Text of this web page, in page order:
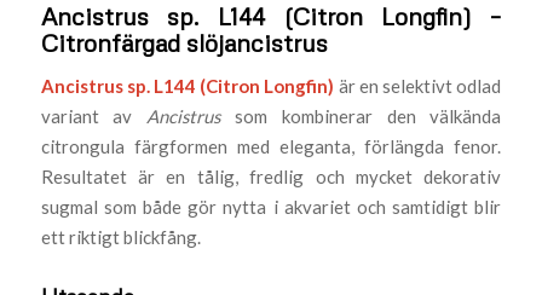
Ancistrus sp. L144 (Citron Longfin) –
Citronfärgad slöjancistrus
Ancistrus sp. L144 (Citron Longfin) är en selektivt odlad
variant av Ancistrussom kombinerar den välkända
citrongula färgformen med eleganta, förlängda fenor.
Resultatet är en tålig, fredlig och mycket dekorativ
sugmal som både gör nytta i akvariet och samtidigt blir
ett riktigt blickfång.